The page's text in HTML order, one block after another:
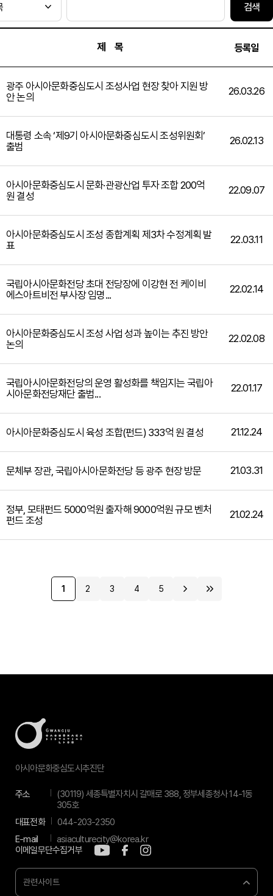
제 목 등록일
광주 아시아문화중심도시 조성사업 현장 찾아 지원 방
안 논의
26.03.26
대통령 소속 ‘제9기 아시아문화중심도시 조성위원회’
출범
26.02.13
아시아문화중심도시 문화·관광산업 투자 조합 200억
원 결성
22.09.07
아시아문화중심도시 조성 종합계획 제3차 수정계획 발
표
22.03.11
국립아시아문화전당 초대 전당장에 이강현 전 케이비
에스아트비전 부사장 임명...
22.02.14
아시아문화중심도시 조성 사업 성과 높이는 추진 방안
논의
22.02.08
국립아시아문화전당의 운영 활성화를 책임지는 국립아
시아문화전당재단 출범...
22.01.17
아시아문화중심도시 육성 조합(펀드) 333억 원 결성 21.12.24
문체부 장관, 국립아시아문화전당 등 광주 현장 방문 21.03.31
정부, 모태펀드 5000억원 출자해 9000억원 규모 벤처
펀드 조성
21.02.24
1 2 3 4 5
검색
아시아문화중심도시추진단
주소
(30119) 세종특별자치시 갈매로 388, 정부세종청사 14-1동
305호
대표전화
044-203-2350
E-mail
asiaculturecity@korea.kr
이메일무단수집거부
관련사이트